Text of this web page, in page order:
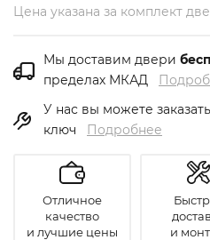
Цена указана за комплект
Мы доставим двери
пределах МКАД
У нас вы можете
ключ Подробнее
Отличное
качество
и лучшие цены
и